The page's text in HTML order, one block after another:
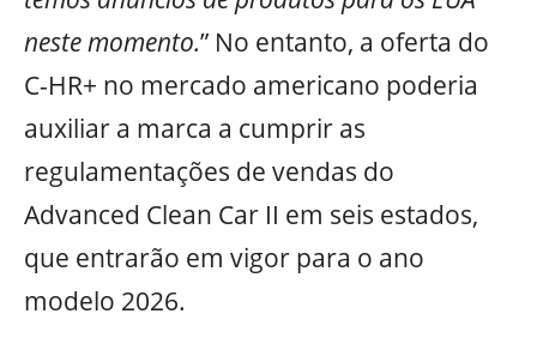
neste momento.” No entanto, a oferta do
C-HR+ no mercado americano poderia
auxiliar a marca a cumprir as
regulamentações de vendas do
Advanced Clean Car II em seis estados,
que entrarão em vigor para o ano
modelo 2026.